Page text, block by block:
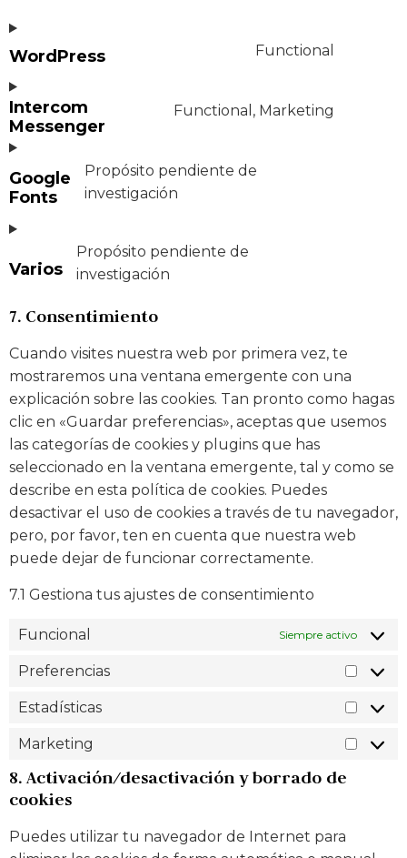
WordPress Functional
Intercom
Messenger
Functional, Marketing
Google
Fonts
Propósito pendiente de
investigación
Varios
Propósito pendiente de
investigación
7. Consentimiento
Cuando visites nuestra web por primera vez, te
mostraremos una ventana emergente con una
explicación sobre las cookies. Tan pronto como hagas
clic en «Guardar preferencias», aceptas que usemos
las categorías de cookies y plugins que has
seleccionado en la ventana emergente, tal y como se
describe en esta política de cookies. Puedes
desactivar el uso de cookies a través de tu navegador,
pero, por favor, ten en cuenta que nuestra web
puede dejar de funcionar correctamente.
7.1 Gestiona tus ajustes de consentimiento
Funcional Siempre activo
Preferencias
Estadísticas
Marketing
8. Activación/desactivación y borrado de
cookies
Puedes utilizar tu navegador de Internet para